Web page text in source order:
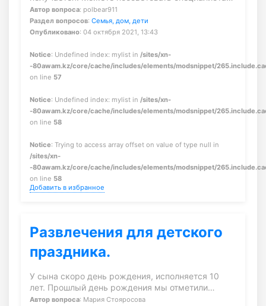
Автор вопроса: polbear911
Раздел вопросов: Семья, дом, дети
Опубликовано: 04 октября 2021, 13:43
Notice: Undefined index: mylist in /sites/xn-
-80awam.kz/core/cache/includes/elements/modsnippet/
on line 57
Notice: Undefined index: mylist in /sites/xn-
-80awam.kz/core/cache/includes/elements/modsnippet/
on line 58
Notice: Trying to access array offset on value of type null in
/sites/xn-
-80awam.kz/core/cache/includes/elements/modsnippet/
on line 58
Добавить в избранное
Развлечения для детского
праздника.
У сына скоро день рождения, исполняется 10
лет. Прошлый день рождения мы отметили…
Автор вопроса: Мария Стояросова